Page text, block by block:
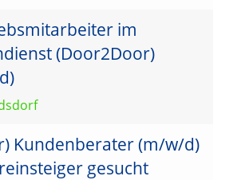
im
(Door2Door)
Kundenberater (m/w/d)
gesucht